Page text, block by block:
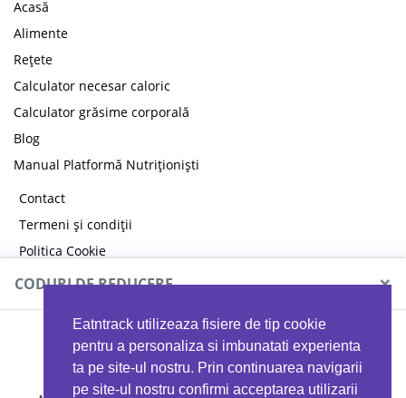
Eatntrack utilizeaza fisiere de tip cookie
pentru a personaliza si imbunatati experienta
ta pe site-ul nostru. Prin continuarea navigarii
pe site-ul nostru confirmi acceptarea utilizarii
Acasă
Alimente
Rețete
Calculator necesar caloric
Calculator grăsime corporală
Blog
Manual Platformă Nutriționiști
Contact
Termeni și condiții
Politica Cookie
Politica de confidențialitate
CODURI DE REDUCERE ×
MYPROTEIN